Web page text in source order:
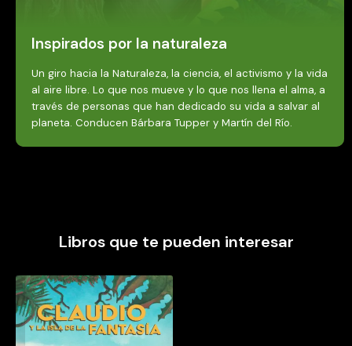
Inspirados por la naturaleza
Un giro hacia la Naturaleza, la ciencia, el activismo y la vida
al aire libre. Lo que nos mueve y lo que nos llena el alma, a
través de personas que han dedicado su vida a salvar al
planeta. Conducen Bárbara Tupper y Martín del Río.
Libros que te pueden interesar